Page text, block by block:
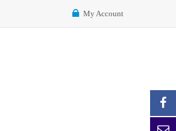
My Account